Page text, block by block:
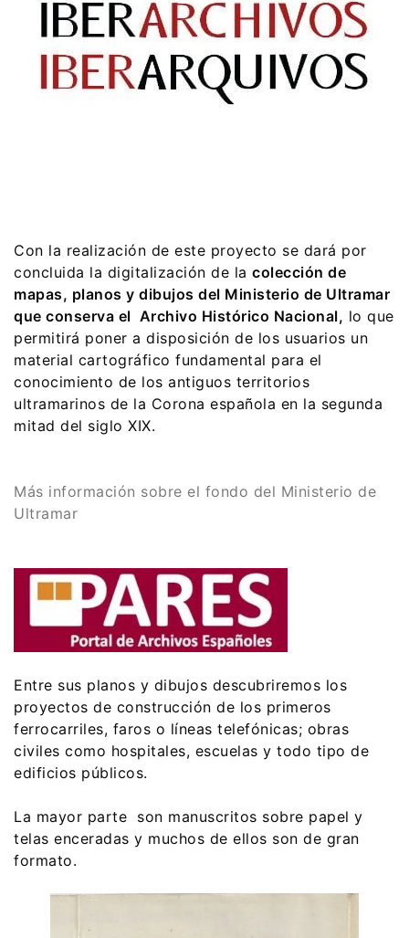
Con la realización de este proyecto se dará por
concluida la digitalización de la colección de
mapas, planos y dibujos del Ministerio de Ultramar
que conserva el Archivo Histórico Nacional, lo que
permitirá poner a disposición de los usuarios un
material cartográfico fundamental para el
conocimiento de los antiguos territorios
ultramarinos de la Corona española en la segunda
mitad del siglo XIX.
Más información sobre el fondo del Ministerio de
Ultramar
Entre sus planos y dibujos descubriremos los
proyectos de construcción de los primeros
ferrocarriles, faros o líneas telefónicas; obras
civiles como hospitales, escuelas y todo tipo de
edificios públicos.
La mayor parte son manuscritos sobre papel y
telas enceradas y muchos de ellos son de gran
formato.